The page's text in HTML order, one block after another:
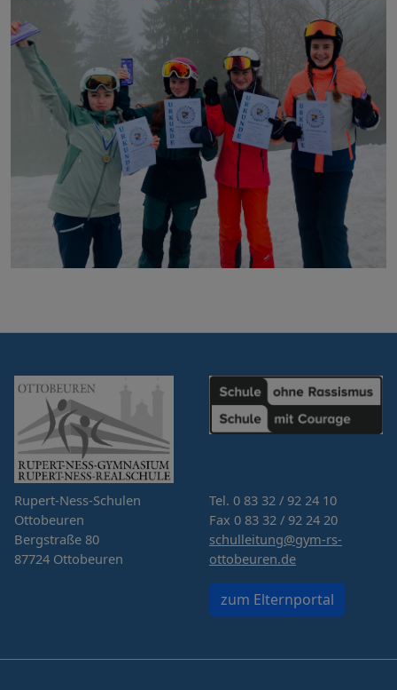
Rupert-Ness-Schulen
Ottobeuren
Bergstraße 80
87724 Ottobeuren
Tel. 0 83 32 / 92 24 10
Fax 0 83 32 / 92 24 20
schulleitung@gym-rs-
ottobeuren.de
zum Elternportal